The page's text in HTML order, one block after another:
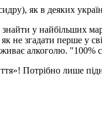
як в деяких
знайти у найбільших
згадати перше у
алкоголю.
Потрібно лише